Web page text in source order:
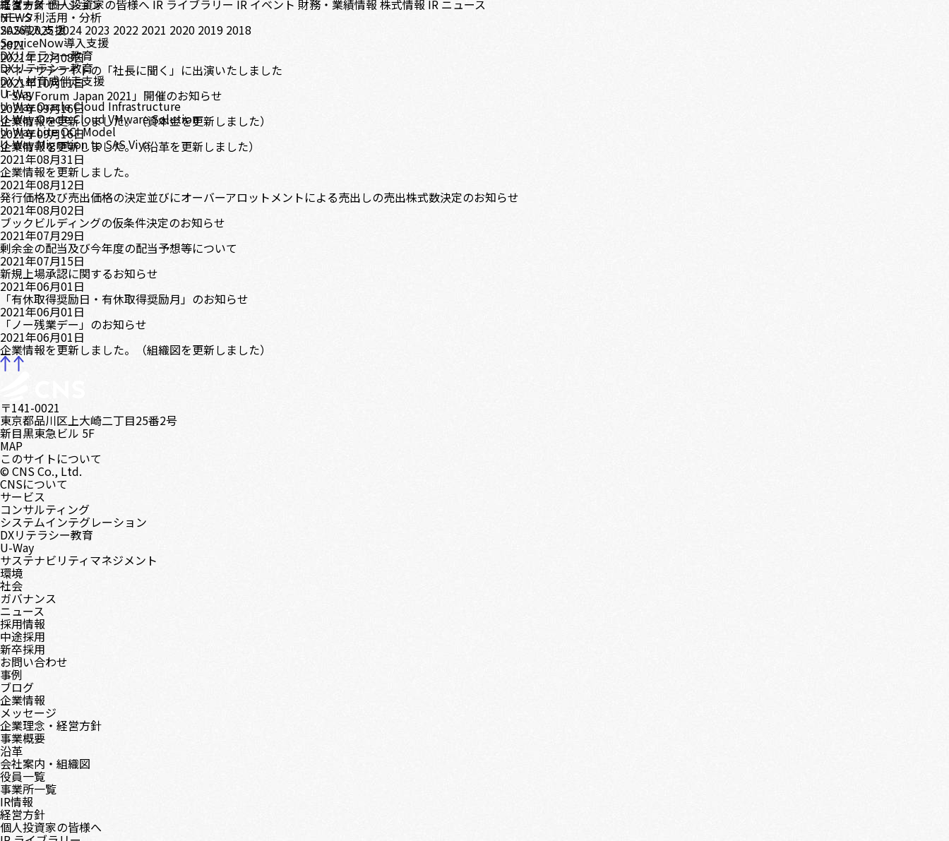
モダナイゼーション
データ利活用・分析
SAS導入支援
ServiceNow導入支援
DXリテラシー教育
DXリテラシー教育
DX人材育成伴走支援
U-Way
U-Way Oracle Cloud Infrastructure
U-Way Oracle Cloud VMware Solution
U-Way Lite OCI Model
U-Way Migration to SAS Viya
経営方針個人投資家の皆様へ IR ライブラリー IR イベント 財務・業績情報 株式情報 IR ニュース
ニュース
NEWS
202620252024 2023 2022 2021 2020 2019 2018
2021
2021年12月08日
マネーサテライトの「社長に聞く」に出演いたしました
2021年10月11日
「SAS Forum Japan 2021」開催のお知らせ
2021年09月16日
企業情報を更新しました。（資本金を更新しました）
2021年09月16日
企業情報を更新しました。（沿革を更新しました）
2021年08月31日
企業情報を更新しました。
2021年08月12日
発行価格及び売出価格の決定並びにオーバーアロットメントによる売出しの売出株式数決定のお知らせ
2021年08月02日
ブックビルディングの仮条件決定のお知らせ
2021年07月29日
剰余金の配当及び今年度の配当予想等について
2021年07月15日
新規上場承認に関するお知らせ
2021年06月01日
「有休取得奨励日・有休取得奨励月」のお知らせ
2021年06月01日
「ノー残業デー」のお知らせ
2021年06月01日
企業情報を更新しました。（組織図を更新しました）
〒141-0021
東京都品川区上大崎二丁目25番2号
新目黒東急ビル 5F
MAP
このサイトについて
© CNS Co., Ltd.
CNSについて
サービス
コンサルティング
システムインテグレーション
DXリテラシー教育
U-Way
サステナビリティマネジメント
環境
社会
ガバナンス
ニュース
採用情報
中途採用
新卒採用
お問い合わせ
事例
ブログ
企業情報
メッセージ
企業理念・経営方針
事業概要
沿革
会社案内・組織図
役員一覧
事業所一覧
IR情報
経営方針
個人投資家の皆様へ